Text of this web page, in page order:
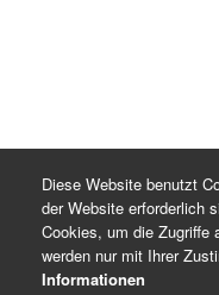
Diese Website benutzt
der Website erforderlich
Cookies, um die Zugriffe
werden nur mit Ihrer
Informationen